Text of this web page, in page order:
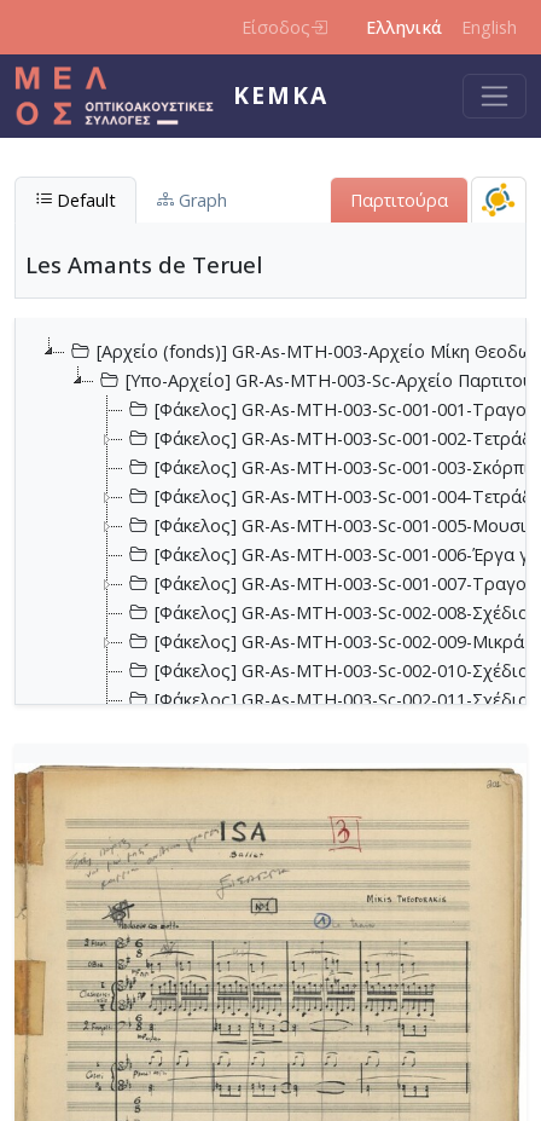
Είσοδος Ελληνικά English
ΚΕΜΚΑ
Default Graph Παρτιτούρα
Les Amants de Teruel
[Αρχείο (fonds)] GR-As-MTH-003-Αρχείο Μίκη
[Υπο-Αρχείο] GR-As-MTH-003-Sc-Αρχείο
[Φάκελος] GR-As-MTH-003-Sc-001-001-
[Φάκελος] GR-As-MTH-003-Sc-001-002-
[Φάκελος] GR-As-MTH-003-Sc-001-003-
[Φάκελος] GR-As-MTH-003-Sc-001-004-
[Φάκελος] GR-As-MTH-003-Sc-001-005-
[Φάκελος] GR-As-MTH-003-Sc-001-006-Έργα
[Φάκελος] GR-As-MTH-003-Sc-001-007-
[Φάκελος] GR-As-MTH-003-Sc-002-008-
[Φάκελος] GR-As-MTH-003-Sc-002-009-Μικρά
[Φάκελος] GR-As-MTH-003-Sc-002-010-
[Φάκελος] GR-As-MTH-003-Sc-002-011-
[Φάκελος] GR-As-MTH-003-Sc-003-014-
[Φάκελος] GR-As-MTH-003-Sc-003-015-
[Φάκελος] GR-As-MTH-003-Sc-003-016-
[Φάκελος] GR-As-MTH-003-Sc-003-017-
[Φάκελος] GR-As-MTH-003-Sc-003-018-
[Φάκελος] GR-As-MTH-003-Sc-003-019-
[Φάκελος] GR-As-MTH-003-Sc-004-020-Σκίτσα
[Φάκελος] GR-As-MTH-003-Sc-004-021-
[Φάκελος] GR-As-MTH-003-Sc-004-022-
[Φάκελος] GR-As-MTH-003-Sc-004-023-
[Φάκελος] GR-As-MTH-003-Sc-004-024-Ύμνος
[Φάκελος] GR-As-MTH-003-Sc-004-025-Το